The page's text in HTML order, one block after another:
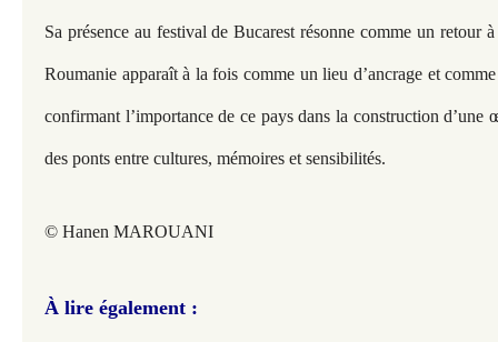
Sa présence au festival de Bucarest résonne comme un retour
Roumanie apparaît à la fois comme un lieu d’ancrage et
confirmant l’importance de ce pays dans la construction d’une
des ponts entre cultures, mémoires et sensibilités.
© Hanen MAROUANI
À lire également :